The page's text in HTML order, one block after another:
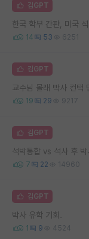
김GPT
한국 학부 간판, 미국
14 53 6251
김GPT
교수님 몰래 박사 컨택
19 29 9217
김GPT
석박통합 vs 석사 후 박
7 22 14960
김GPT
박사 유학 기회.
1 9 4524